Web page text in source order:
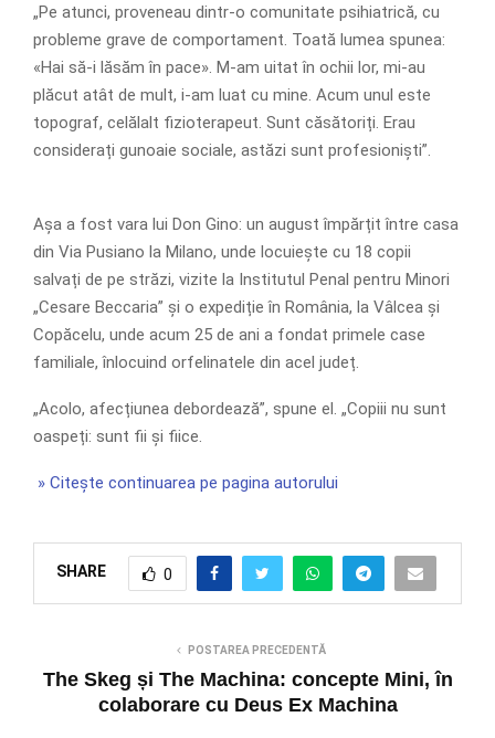
„Pe atunci, proveneau dintr-o comunitate psihiatrică, cu
probleme grave de comportament. Toată lumea spunea:
«Hai să-i lăsăm în pace». M-am uitat în ochii lor, mi-au
plăcut atât de mult, i-am luat cu mine. Acum unul este
topograf, celălalt fizioterapeut. Sunt căsătoriți. Erau
considerați gunoaie sociale, astăzi sunt profesioniști”.
Așa a fost vara lui Don Gino: un august împărțit între casa
din Via Pusiano la Milano, unde locuiește cu 18 copii
salvați de pe străzi, vizite la Institutul Penal pentru Minori
„Cesare Beccaria” și o expediție în România, la Vâlcea și
Copăcelu, unde acum 25 de ani a fondat primele case
familiale, înlocuind orfelinatele din acel județ.
„Acolo, afecțiunea debordează”, spune el. „Copiii nu sunt
oaspeți: sunt fii și fiice.
» Citește continuarea pe pagina autorului
SHARE 0
POSTAREA PRECEDENTĂ
The Skeg și The Machina: concepte Mini, în
colaborare cu Deus Ex Machina